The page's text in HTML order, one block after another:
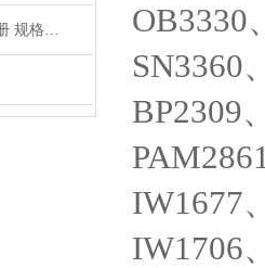
TL431资料 中文数据手册 规格书 PDF
OB3330
SN3360
BP2309
IW1677
IW1706